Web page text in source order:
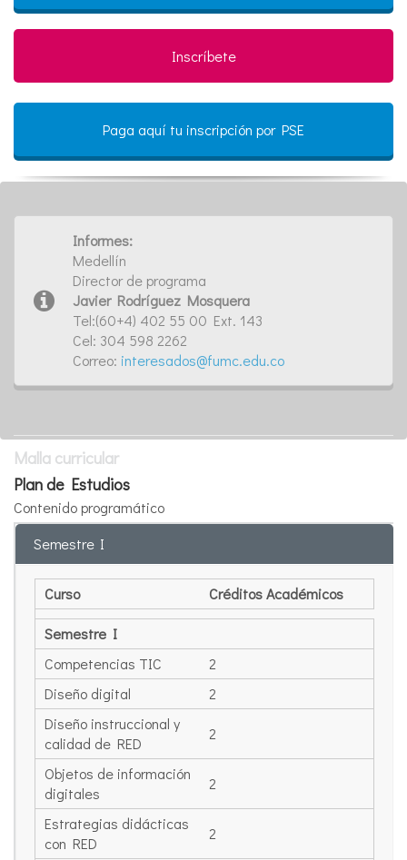
Inscríbete
Paga aquí tu inscripción por PSE
Informes:
Medellín
Director de programa
Javier Rodríguez Mosquera
Tel:(60+4) 402 55 00 Ext. 143
Cel: 304 598 2262
Correo: interesados@fumc.edu.co
Malla curricular
Plan de Estudios
Contenido programático
Semestre I
Curso Créditos Académicos
Semestre I
Competencias TIC
2
Diseño digital
2
Diseño instruccional y
calidad de RED
2
Objetos de información
digitales
2
Estrategias didácticas
con RED
2